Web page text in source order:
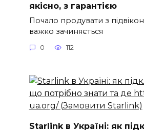
якісно, з гарантією
Почало продувати з
важко зачиняється
0 112
Starlink в Україні: як